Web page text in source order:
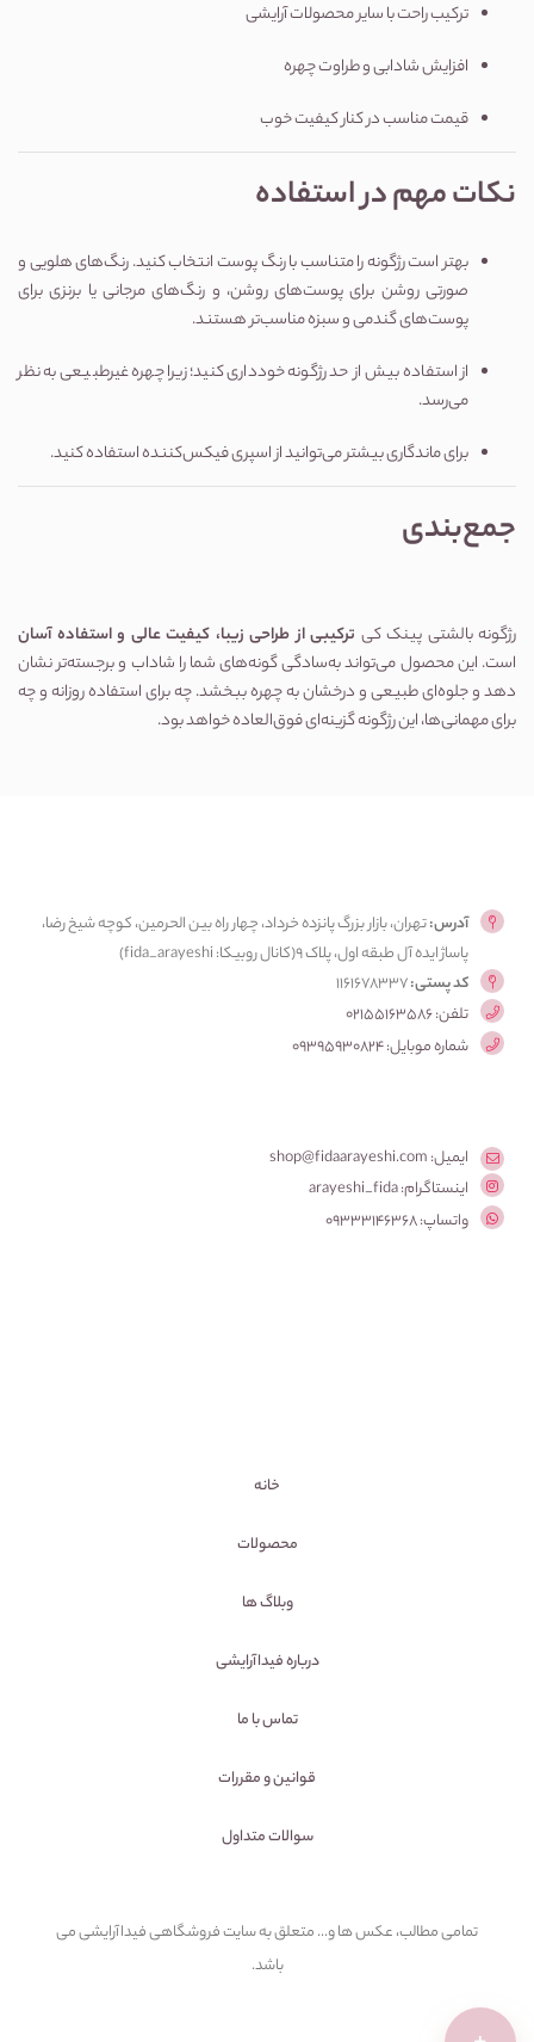
ترکیب راحت با سایر محصولات آرایشی
افزایش شادابی و طراوت چهره
قیمت مناسب در کنار کیفیت خوب
نکات مهم در استفاده
بهتر است رژگونه را متناسب با رنگ پوست انتخاب کنید. رنگ‌های هلویی و
صورتی روشن برای پوست‌های روشن، و رنگ‌های مرجانی یا برنزی برای
پوست‌های گندمی و سبزه مناسب‌تر هستند.
از استفاده بیش از حد رژگونه خودداری کنید؛ زیرا چهره غیرطبیعی به نظر
می‌رسد.
برای ماندگاری بیشتر می‌توانید از اسپری فیکس‌کننده استفاده کنید.
جمع‌بندی
رژگونه بالشتی پینک کی ترکیبی از طراحی زیبا، کیفیت عالی و استفاده آسان
است. این محصول می‌تواند به‌سادگی گونه‌های شما را شاداب و برجسته‌تر نشان
دهد و جلوه‌ای طبیعی و درخشان به چهره ببخشد. چه برای استفاده روزانه و چه
برای مهمانی‌ها، این رژگونه گزینه‌ای فوق‌العاده خواهد بود.
آدرس:تهران، بازار بزرگ پانزده خرداد، چهار راه بین الحرمین، کوچه شیخ رضا،
پاساژ ایده آل طبقه اول، پلاک ۹(کانال روبیکا: fida_arayeshi)
کد پستی:1161678337
تلفن: 02155163586
شماره موبایل: 09395930824
ایمیل: shop@fidaarayeshi.com
اینستاگرام: arayeshi_fida
واتساپ: 09333146368
خانه
محصولات
وبلاگ ها
درباره فیداآرایشی
تماس با ما
قوانین و مقررات
سوالات متداول
تمامی مطالب، عکس ها و... متعلق به سایت فروشگاهی فیداآرایشی می
باشد.